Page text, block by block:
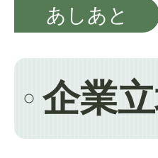
あしあと
企業